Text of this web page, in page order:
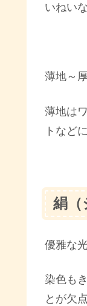
いねい
薄地～
薄地は
トなど
絹（
優雅な
染色も
とが欠